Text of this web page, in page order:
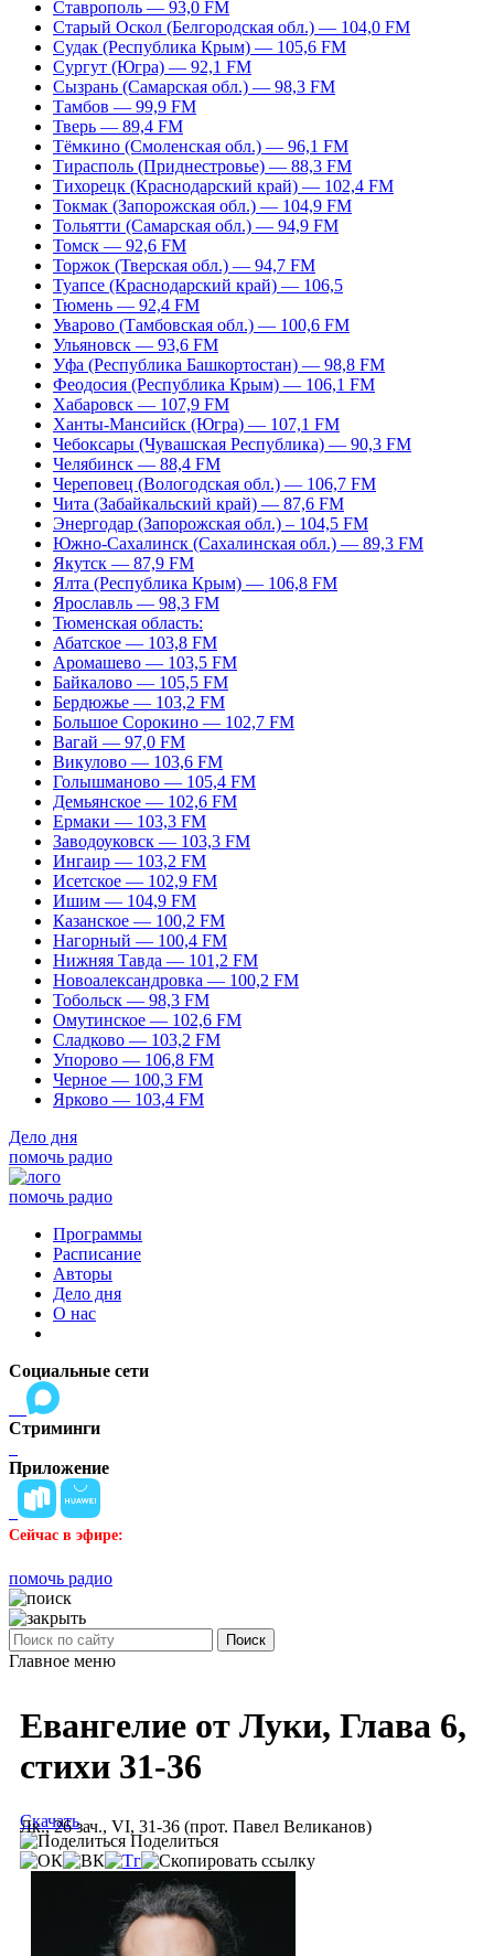
Ставрополь — 93,0 FM
Старый Оскол (Белгородская обл.) — 104,0 FM
Судак (Республика Крым) — 105,6 FM
Сургут (Югра) — 92,1 FM
Сызрань (Самарская обл.) — 98,3 FM
Тамбов — 99,9 FM
Тверь — 89,4 FM
Тёмкино (Смоленская обл.) — 96,1 FM
Тирасполь (Приднестровье) — 88,3 FM
Тихорецк (Краснодарский край) — 102,4 FM
Токмак (Запорожская обл.) — 104,9 FM
Тольятти (Самарская обл.) — 94,9 FM
Томск — 92,6 FM
Торжок (Тверская обл.) — 94,7 FM
Туапсе (Краснодарский край) — 106,5
Тюмень — 92,4 FM
Уварово (Тамбовская обл.) — 100,6 FM
Ульяновск — 93,6 FM
Уфа (Республика Башкортостан) — 98,8 FM
Феодосия (Республика Крым) — 106,1 FM
Хабаровск — 107,9 FM
Ханты-Мансийск (Югра) — 107,1 FM
Чебоксары (Чувашская Республика) — 90,3 FM
Челябинск — 88,4 FM
Череповец (Вологодская обл.) — 106,7 FM
Чита (Забайкальский край) — 87,6 FM
Энергодар (Запорожская обл.) – 104,5 FM
Южно-Сахалинск (Сахалинская обл.) — 89,3 FM
Якутск — 87,9 FM
Ялта (Республика Крым) — 106,8 FM
Ярославль — 98,3 FM
Тюменская область:
Абатское — 103,8 FM
Аромашево — 103,5 FM
Байкалово — 105,5 FM
Бердюжье — 103,2 FM
Большое Сорокино — 102,7 FM
Вагай — 97,0 FM
Викулово — 103,6 FM
Голышманово — 105,4 FM
Демьянское — 102,6 FM
Ермаки — 103,3 FM
Заводоуковск — 103,3 FM
Ингаир — 103,2 FM
Исетское — 102,9 FM
Ишим — 104,9 FM
Казанское — 100,2 FM
Нагорный — 100,4 FM
Нижняя Тавда — 101,2 FM
Новоалександровка — 100,2 FM
Тобольск — 98,3 FM
Омутинское — 102,6 FM
Сладково — 103,2 FM
Упорово — 106,8 FM
Черное — 100,3 FM
Ярково — 103,4 FM
Дело дня
помочь радио
помочь радио
Программы
Расписание
Авторы
Дело дня
О нас
Социальные сети
Стриминги
Приложение
Сейчас в эфире:
помочь радио
Поиск
Главное меню
Евангелие от Луки, Глава 6,
стихи 31-36
Лк., 26 зач., VI, 31-36 (прот. Павел Великанов)
Скачать
Поделиться